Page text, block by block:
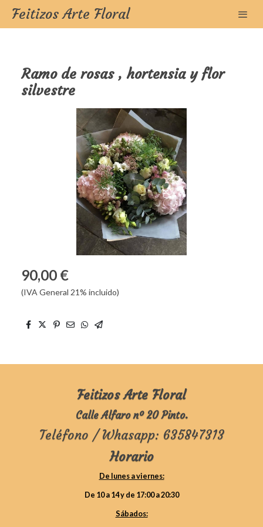
Feitizos Arte Floral
Ramo de rosas , hortensia y flor
silvestre
90,00 €
(IVA General 21% incluido)
Feitizos Arte Floral
Calle Alfaro nº 20 Pinto.
Teléfono / Whasapp: 635847313
Horario
De lunes a viernes:
De 10 a 14 y de 17:00 a 20:30
Sábados: